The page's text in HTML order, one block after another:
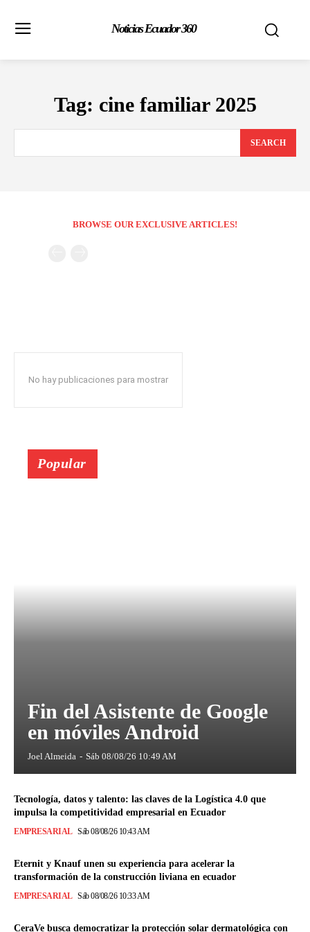
Noticias Ecuador 360
Tag: cine familiar 2025
SEARCH
BROWSE OUR EXCLUSIVE ARTICLES!
No hay publicaciones para mostrar
Popular
Fin del Asistente de Google
en móviles Android
Joel Almeida - Sáb 08/08/26 10:49 AM
Tecnología, datos y talento: las claves de la Logística 4.0 que
impulsa la competitividad empresarial en Ecuador
EMPRESARIAL Sáb 08/08/26 10:43 AM
Eternit y Knauf unen su experiencia para acelerar la
transformación de la construcción liviana en ecuador
EMPRESARIAL Sáb 08/08/26 10:33 AM
CeraVe busca democratizar la protección solar dermatológica con